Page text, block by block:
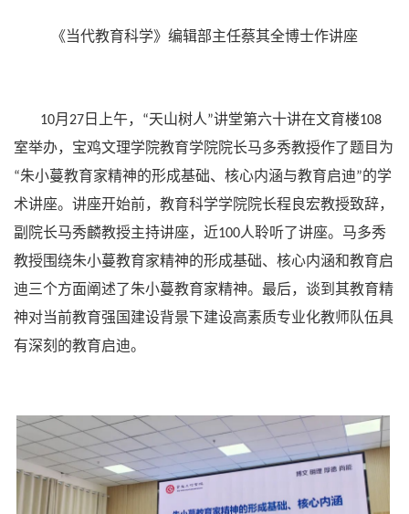
《当代教育科学》编辑部主任蔡其全博士作讲座
10月 27 日上午， “天山树人”讲堂第六十讲在文育楼108
室举办，宝鸡文理学院教育学院院长马多秀教授作了题目为
“朱小蔓教育家精神的形成基础、核心内涵与教育启迪”的学
术讲座。讲座开始前，教育科学学院院长程良宏教授致辞，
副院长马秀麟教授主持讲座，近100人聆听了讲座。马多秀
教授围绕朱小蔓教育家精神的形成基础、核心内涵和教育启
迪三个方面阐述了朱小蔓教育家精神。最后，谈到其教育精
神对当前教育强国建设背景下建设高素质专业化教师队伍具
有深刻的教育启迪。